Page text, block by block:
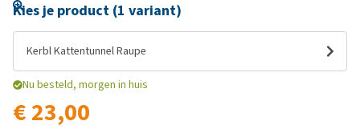
Kies je product (1 variant)
Kerbl Kattentunnel Raupe
Nu besteld, morgen in huis
€ 23,00